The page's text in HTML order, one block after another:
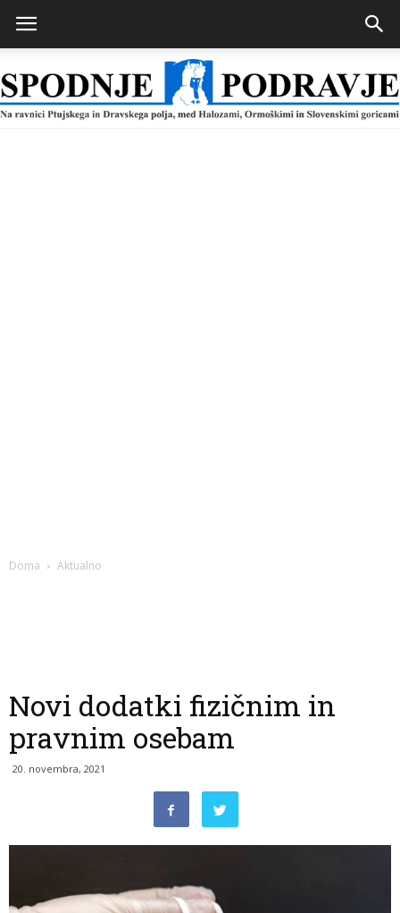
Doma Aktualno
Novi dodatki fizičnim in
pravnim osebam
20. novembra, 2021